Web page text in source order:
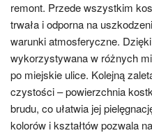
remont. Przede wszystkim
trwała i odporna na
warunki atmosferyczne.
wykorzystywana w różnych
po miejskie ulice. Kolejną
czystości – powierzchnia
brudu, co ułatwia jej
kolorów i kształtów pozwala